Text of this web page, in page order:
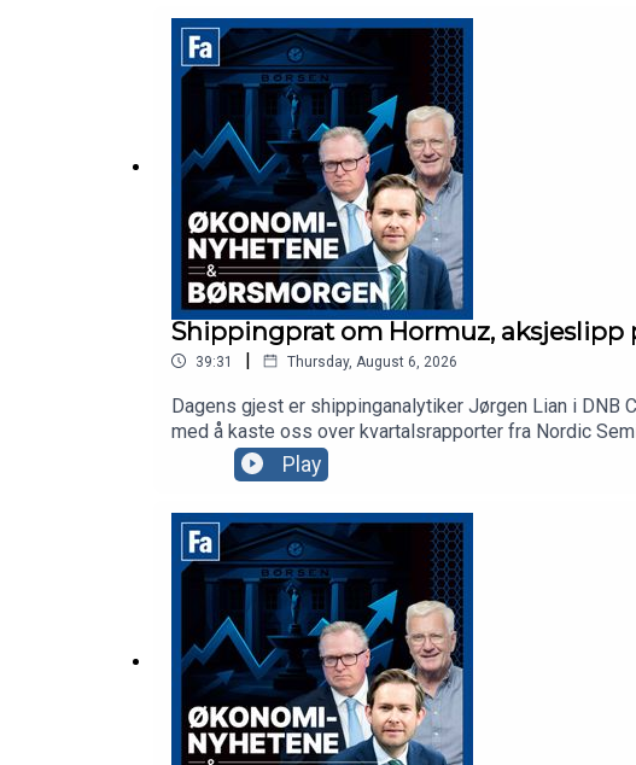
Shippingprat om Hormuz, aksjeslipp
39:31 | Thursday, August 6, 2026
Dagens gjest er shippinganalytiker Jørgen Lian i
med å kaste oss over kvartalsrapporter fra Nordic
på børs etter tallslippet sitt og torsdag går lockup'en
aksjekommentator Karl Johan Molnes.
Play